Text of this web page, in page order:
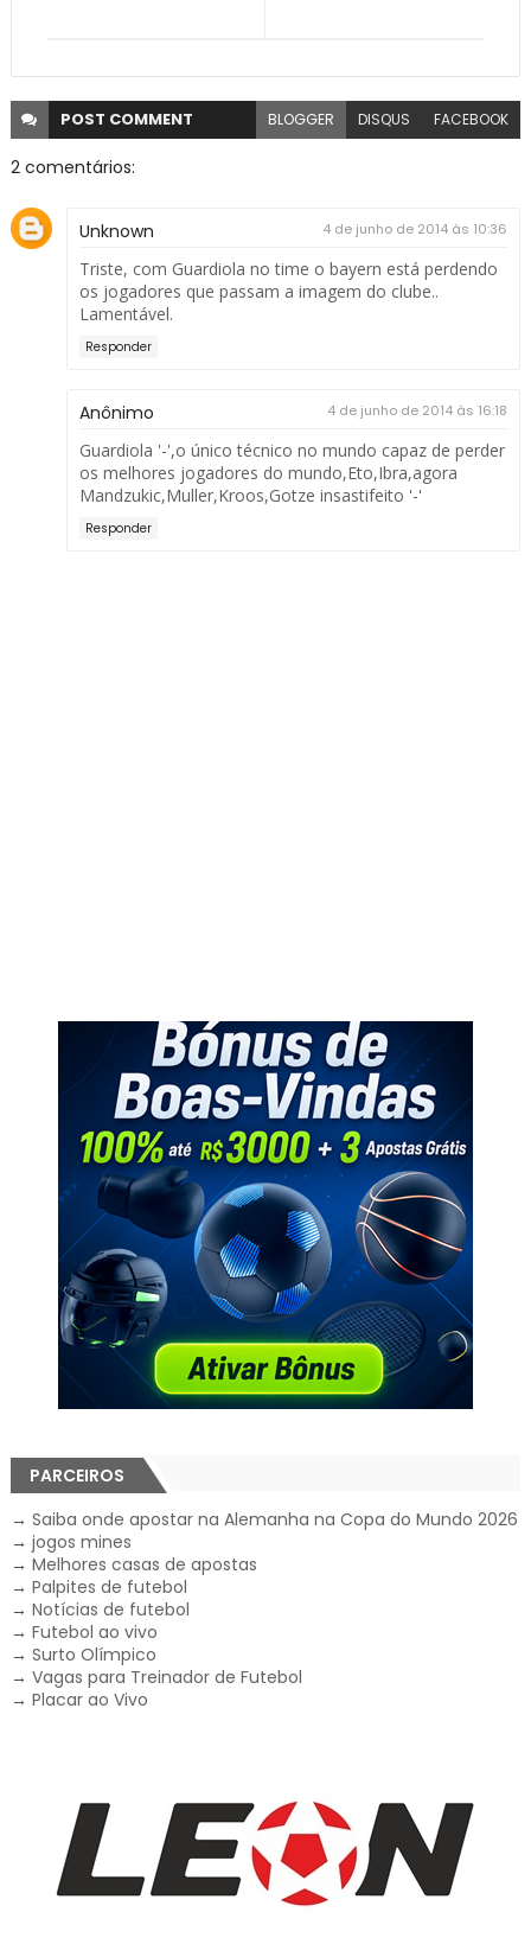
POST COMMENT BLOGGER DISQUS FACEBOOK
2 comentários:
Unknown 4 de junho de 2014 às 10:36
Triste, com Guardiola no time o bayern está perdendo
os jogadores que passam a imagem do clube..
Lamentável.
Responder
Anônimo 4 de junho de 2014 às 16:18
Guardiola '-',o único técnico no mundo capaz de perder
os melhores jogadores do mundo,Eto,Ibra,agora
Mandzukic,Muller,Kroos,Gotze insastifeito '-'
Responder
PARCEIROS
→ Saiba onde apostar na Alemanha na Copa do Mundo 2026
→ jogos mines
→ Melhores casas de apostas
→ Palpites de futebol
→ Notícias de futebol
→ Futebol ao vivo
→ Surto Olímpico
→ Vagas para Treinador de Futebol
→ Placar ao Vivo